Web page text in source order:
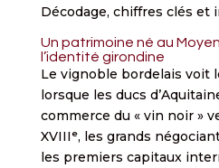
Décodage, chiffres clés et
Un patrimoine né au
l’identité girondine
Le vignoble bordelais voit
lorsque les ducs
commerce du « vin noir »
XVIIIᵉ, les grands
les premiers capitaux